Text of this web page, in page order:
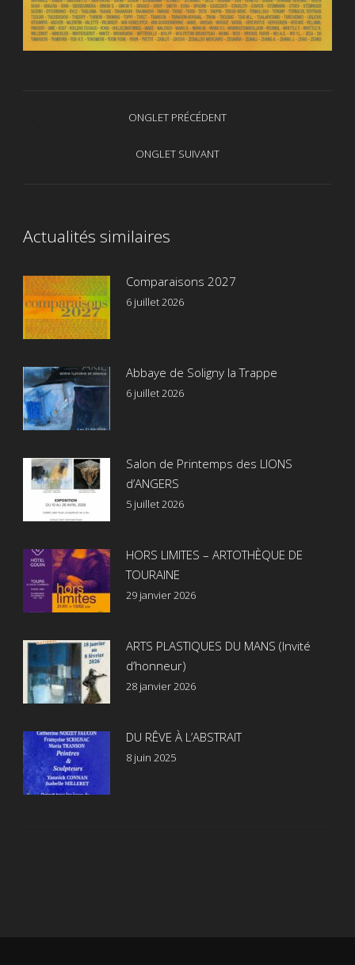
NavigationONGLET PRÉCÉDENT
précédent
ONGLET SUIVANT
Actualités similaires
Comparaisons 2027
6 juillet 2026
Abbaye de Soligny la Trappe
6 juillet 2026
Salon de Printemps des LIONS
d’ANGERS
5 juillet 2026
HORS LIMITES – ARTOTHÈQUE DE
TOURAINE
29 janvier 2026
ARTS PLASTIQUES DU MANS (Invité
d’honneur)
28 janvier 2026
DU RÊVE À L’ABSTRAIT
8 juin 2025